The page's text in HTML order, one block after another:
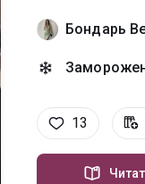
Бондарь
13